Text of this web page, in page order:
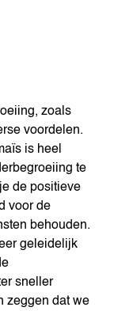
zoals
voordelen.
is heel
te
de positieve
voor de
behouden.
geleidelijk
sneller
zeggen dat we